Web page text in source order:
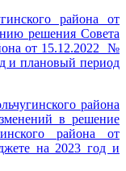
района от
решения Совета
от 15.12.2022 №
и плановый период
района
в решение
района от
на 2023 год и